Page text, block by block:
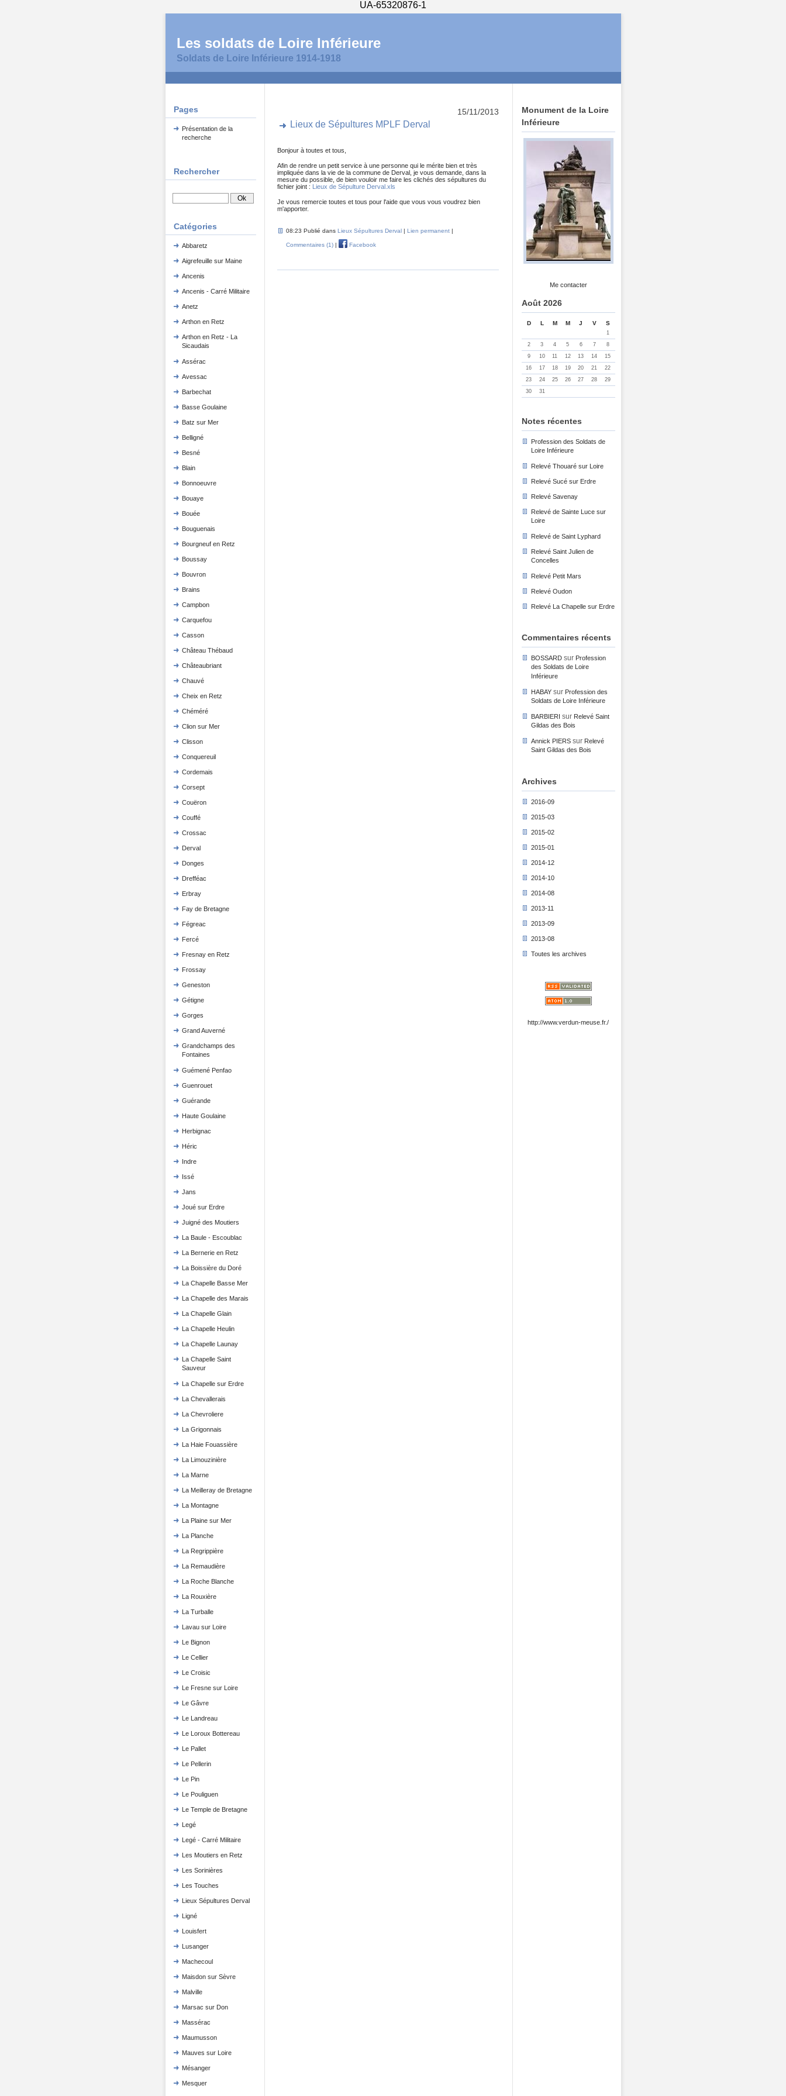
UA-65320876-1
Les soldats de Loire Inférieure
Soldats de Loire Inférieure 1914-1918
Pages
Présentation de la
recherche
Rechercher
Catégories
Abbaretz
Aigrefeuille sur Maine
Ancenis
Ancenis - Carré Militaire
Anetz
Arthon en Retz
Arthon en Retz - La
Sicaudais
Assérac
Avessac
Barbechat
Basse Goulaine
Batz sur Mer
Belligné
Besné
Blain
Bonnoeuvre
Bouaye
Bouée
Bouguenais
Bourgneuf en Retz
Boussay
Bouvron
Brains
Campbon
Carquefou
Casson
Château Thébaud
Châteaubriant
Chauvé
Cheix en Retz
Chéméré
Clion sur Mer
Clisson
Conquereuil
Cordemais
Corsept
Couëron
Couffé
Crossac
Derval
Donges
Drefféac
Erbray
Fay de Bretagne
Fégreac
Fercé
Fresnay en Retz
Frossay
Geneston
Gétigne
Gorges
Grand Auverné
Grandchamps des
Fontaines
Guémené Penfao
Guenrouet
Guérande
Haute Goulaine
Herbignac
Héric
Indre
Issé
Jans
Joué sur Erdre
Juigné des Moutiers
La Baule - Escoublac
La Bernerie en Retz
La Boissière du Doré
La Chapelle Basse Mer
La Chapelle des Marais
La Chapelle Glain
La Chapelle Heulin
La Chapelle Launay
La Chapelle Saint
Sauveur
La Chapelle sur Erdre
La Chevallerais
La Chevroliere
La Grigonnais
La Haie Fouassière
La Limouzinière
La Marne
La Meilleray de Bretagne
La Montagne
La Plaine sur Mer
La Planche
La Regrippière
La Remaudière
La Roche Blanche
La Rouxière
La Turballe
Lavau sur Loire
Le Bignon
Le Cellier
Le Croisic
Le Fresne sur Loire
Le Gâvre
Le Landreau
Le Loroux Bottereau
Le Pallet
Le Pellerin
Le Pin
Le Pouliguen
Le Temple de Bretagne
Legé
Legé - Carré Militaire
Les Moutiers en Retz
Les Sorinières
Les Touches
Lieux Sépultures Derval
Ligné
Louisfert
Lusanger
Machecoul
Maisdon sur Sèvre
Malville
Marsac sur Don
Massérac
Maumusson
Mauves sur Loire
Mésanger
Mesquer
Monument de la Loire
Inférieure
Me contacter
Août 2026
D L M M J V S
1
2
3 4 5 6 7
8
9
10 11 12 13 14
15
16
17 18 19 20 21
22
23
24 25 26 27 28
29
30
31
Notes récentes
Profession des Soldats de
Loire Inférieure
Relevé Thouaré sur Loire
Relevé Sucé sur Erdre
Relevé Savenay
Relevé de Sainte Luce sur
Loire
Relevé de Saint Lyphard
Relevé Saint Julien de
Concelles
Relevé Petit Mars
Relevé Oudon
Relevé La Chapelle sur Erdre
Commentaires récents
BOSSARDsur Profession
des Soldats de Loire
Inférieure
HABAYsur Profession des
Soldats de Loire Inférieure
BARBIERI sur Relevé Saint
Gildas des Bois
Annick PIERSsur Relevé
Saint Gildas des Bois
Archives
2016-09
2015-03
2015-02
2015-01
2014-12
2014-10
2014-08
2013-11
2013-09
2013-08
Toutes les archives
http://www.verdun-meuse.fr./
15/11/2013
Lieux de Sépultures MPLF Derval
Bonjour à toutes et tous,
Afin de rendre un petit service à une personne qui le mérite bien et très
impliquée dans la vie de la commune de Derval, je vous demande, dans la
mesure du possible, de bien vouloir me faire les clichés des sépultures du
fichier joint : Lieux de Sépulture Derval.xls
Je vous remercie toutes et tous pour l'aide que vous vous voudrez bien
m'apporter.
08:23 Publié dans Lieux Sépultures Derval| Lien permanent|
Commentaires (1)| Facebook